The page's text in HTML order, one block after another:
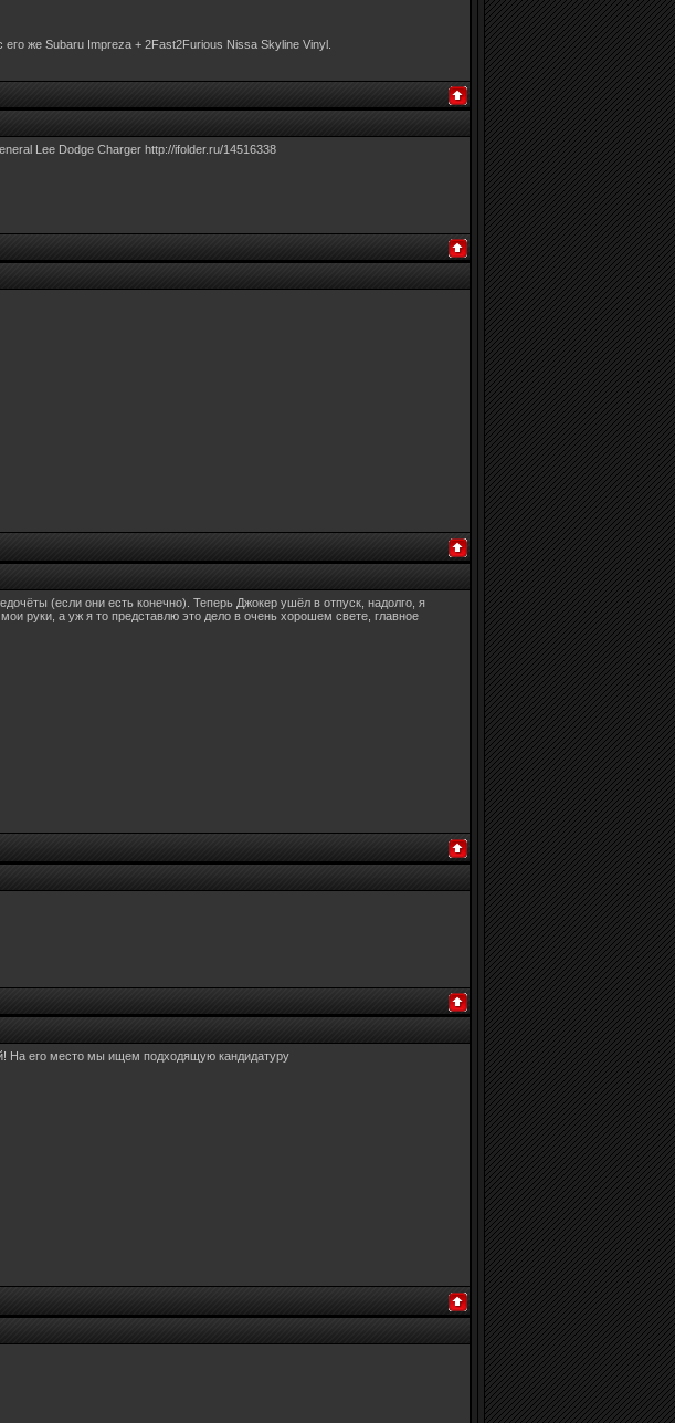
же Subaru Impreza + 2Fast2Furious Nissa Skyline Vinyl.
Lee Dodge Charger http://ifolder.ru/14516338
(если они есть конечно). Теперь Джокер ушёл в отпуск, надолго, я
руки, а уж я то представлю это дело в очень хорошем свете, главное
На его место мы ищем подходящую кандидатуру